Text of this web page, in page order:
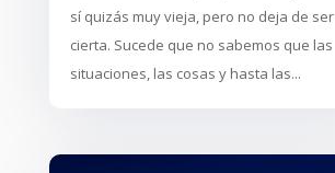
sí quizás muy vieja, pero no deja de ser
cierta. Sucede que no sabemos que las
situaciones, las cosas y hasta las...